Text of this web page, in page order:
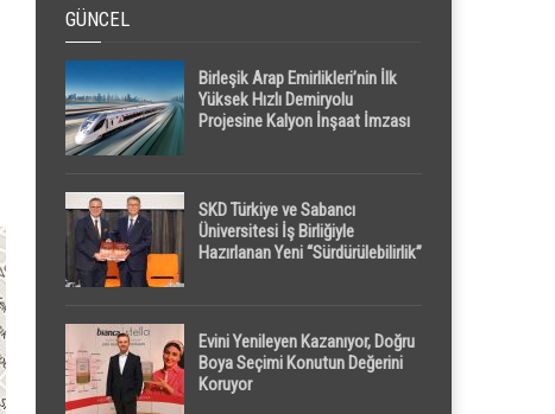
GÜNCEL
Birleşik Arap Emirlikleri’nin İlk
Yüksek Hızlı Demiryolu
Projesine Kalyon İnşaat İmzası
SKD Türkiye ve Sabancı
Üniversitesi İş Birliğiyle
Hazırlanan Yeni “Sürdürülebilirlik”
Evini Yenileyen Kazanıyor, Doğru
Boya Seçimi Konutun Değerini
Koruyor